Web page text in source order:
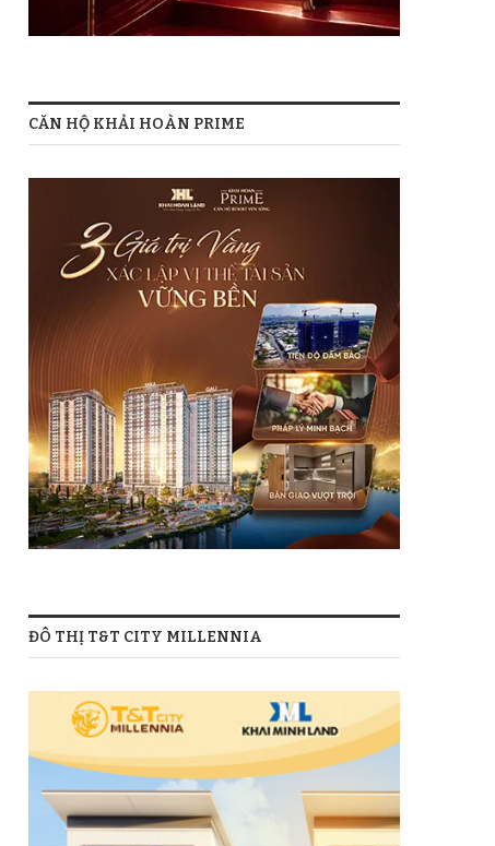
CĂN HỘ KHẢI HOÀN PRIME
ĐÔ THỊ T&T CITY MILLENNIA